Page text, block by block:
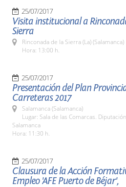
25/07/2017
Visita institucional a
Sierra
Rinconada de la Sierra (La) (Salamanca)
Hora: 13:00 h.
25/07/2017
Presentación del Plan
Carreteras 2017
Salamanca (Salamanca)
Lugar: Sala de las Comarcas.
Salamanca
Hora: 11:30 h.
25/07/2017
Clausura de la Acción
Empleo 'AFE Puerto de Béjar',